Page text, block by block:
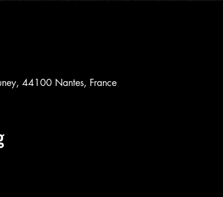
44100 Nantes, France